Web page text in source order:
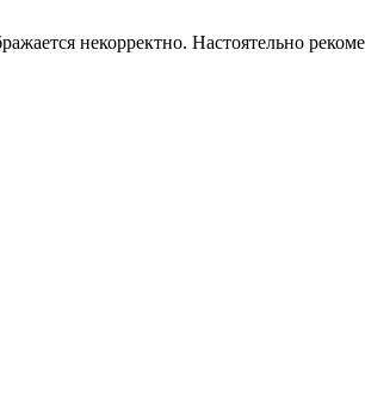
некорректно. Настоятельно